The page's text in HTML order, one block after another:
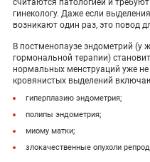
считаются патологией и
гинекологу. Даже если
возникают один раз, это повод
В постменопаузе эндометрий (у
гормональной терапии)
нормальных менструаций уже
кровянистых выделений
гиперплазию эндометрия;
полипы эндометрия;
миому матки;
злокачественные опухоли